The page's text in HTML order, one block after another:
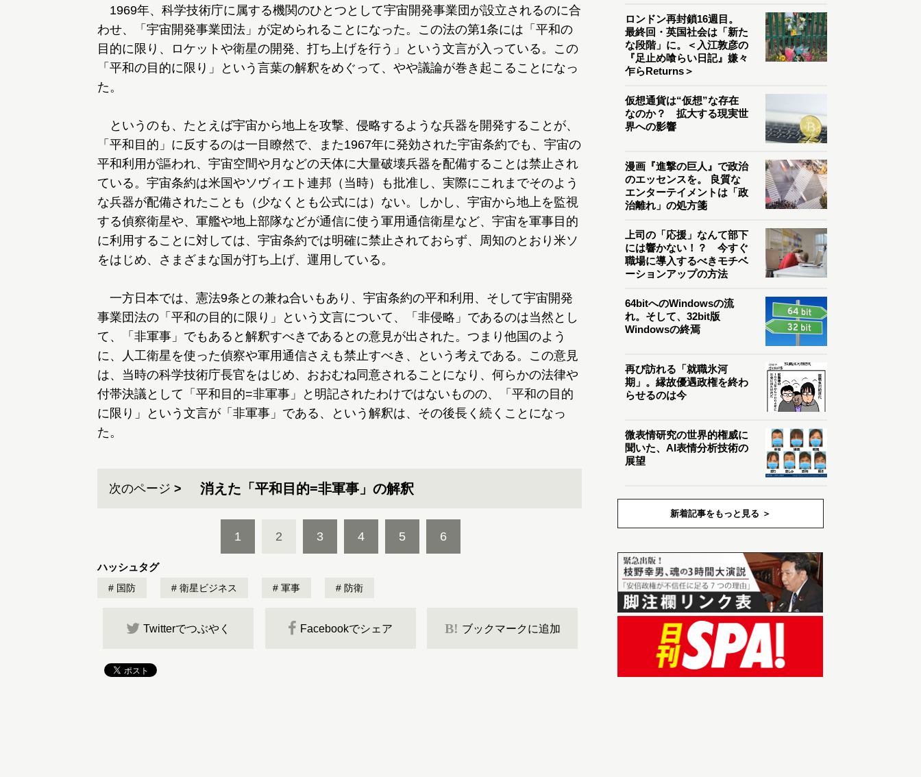
1969年、科学技術庁に属する機関のひとつとして宇宙開発事業団が設立されるのに合
わせ、「宇宙開発事業団法」が定められることになった。この法の第1条には「平和の
目的に限り、ロケットや衛星の開発、打ち上げを行う」という文言が入っている。この
「平和の目的に限り」という言葉の解釈をめぐって、やや議論が巻き起こることになっ
た。
というのも、たとえば宇宙から地上を攻撃、侵略するような兵器を開発することが、
「平和目的」に反するのは一目瞭然で、また1967年に発効された宇宙条約でも、宇宙の
平和利用が謳われ、宇宙空間や月などの天体に大量破壊兵器を配備することは禁止され
ている。宇宙条約は米国やソヴィエト連邦（当時）も批准し、実際にこれまでそのよう
な兵器が配備されたことも（少なくとも公式には）ない。しかし、宇宙から地上を監視
する偵察衛星や、軍艦や地上部隊などが通信に使う軍用通信衛星など、宇宙を軍事目的
に利用することに対しては、宇宙条約では明確に禁止されておらず、周知のとおり米ソ
をはじめ、さまざまな国が打ち上げ、運用している。
一方日本では、憲法9条との兼ね合いもあり、宇宙条約の平和利用、そして宇宙開発
事業団法の「平和の目的に限り」という文言について、「非侵略」であるのは当然とし
て、「非軍事」でもあると解釈すべきであるとの意見が出された。つまり他国のよう
に、人工衛星を使った偵察や軍用通信さえも禁止すべき、という考えである。この意見
は、当時の科学技術庁長官をはじめ、おおむね同意されることになり、何らかの法律や
付帯決議として「平和目的=非軍事」と明記されたわけではないものの、「平和の目的
に限り」という文言が「非軍事」である、という解釈は、その後長く続くことになっ
た。
次のページ 消えた「平和目的=非軍事」の解釈
1 2 3 4 5 6
ハッシュタグ
国防 衛星ビジネス 軍事 防衛
Twitterでつぶやく Facebookでシェア B! ブックマークに追加
ロンドン再封鎖16週目。
最終回・英国社会は「新た
な段階」に。＜入江敦彦の
『足止め喰らい日記』嫌々
乍らReturns＞
仮想通貨は“仮想”な存在
なのか？ 拡大する現実世
界への影響
漫画『進撃の巨人』で政治
のエッセンスを。 良質な
エンターテイメントは「政
治離れ」の処方箋
上司の「応援」なんて部下
には響かない！？ 今すぐ
職場に導入するべきモチベ
ーションアップの方法
64bitへのWindowsの流
れ。そして、32bit版
Windowsの終焉
再び訪れる「就職氷河
期」。縁故優遇政権を終わ
らせるのは今
微表情研究の世界的権威に
聞いた、AI表情分析技術の
展望
新着記事をもっと見る